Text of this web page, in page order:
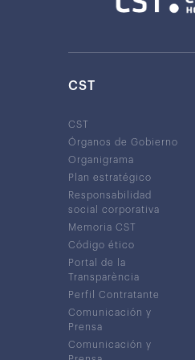
CST
CST
Órganos de Gobierno
Organigrama
Plan estratégico
Responsabilidad
social corporativa
Memoria CST
Código ético
Portal de la
Transparència
Perfil Contratante
Comunicación y
Prensa
Comunicación y